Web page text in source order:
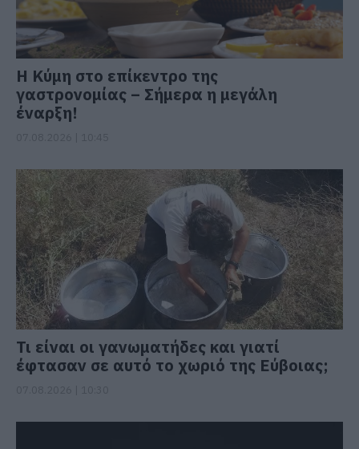
Η Κύμη στο επίκεντρο της
γαστρονομίας – Σήμερα η μεγάλη
έναρξη!
Τι είναι οι γανωματήδες και γιατί
έφτασαν σε αυτό το χωριό της Εύβοιας;